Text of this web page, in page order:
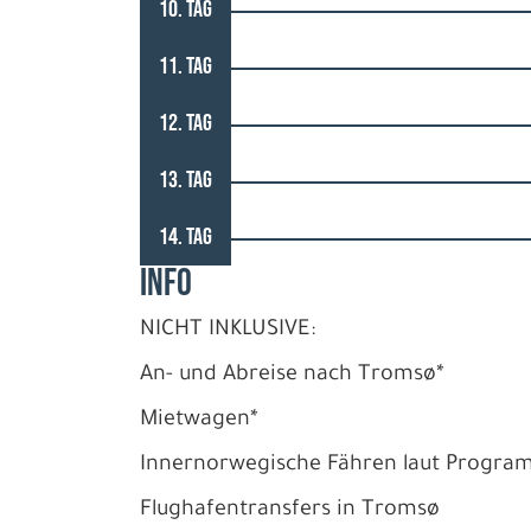
10. TAG
11. TAG
12. TAG
13. TAG
14. TAG
INFO
NICHT INKLUSIVE:
An- und Abreise nach Tromsø*
Mietwagen*
Innernorwegische Fähren laut
Flughafentransfers in Tromsø